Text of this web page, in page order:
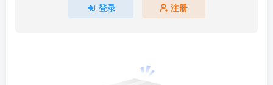
登录 注册